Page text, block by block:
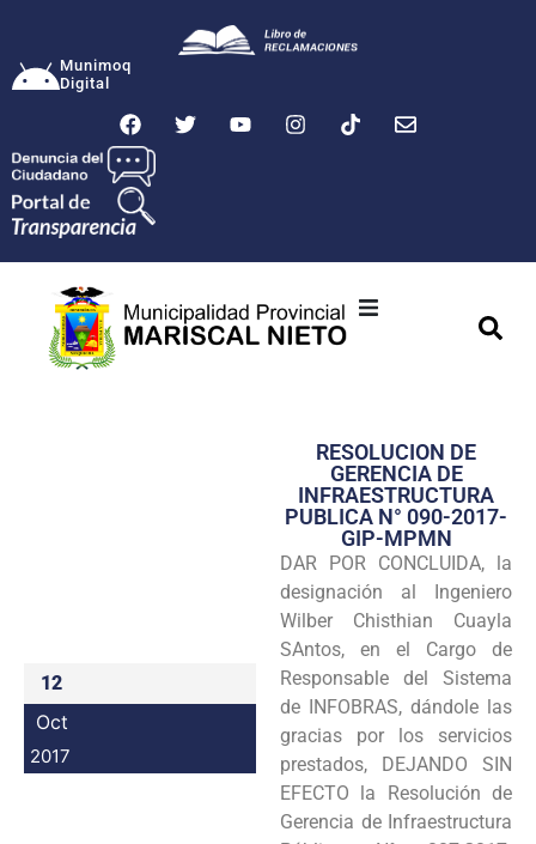
Munimoq
Digital
Transparencia
Seguridad
Programas
Intranet
12
Oct
2017
RESOLUCION DE
GERENCIA DE
INFRAESTRUCTURA
PUBLICA N° 090-2017-
GIP-MPMN
DAR POR CONCLUIDA, la
designación al Ingeniero
Wilber Chisthian Cuayla
SAntos, en el Cargo de
Responsable del Sistema
de INFOBRAS, dándole las
gracias por los servicios
prestados, DEJANDO SIN
EFECTO la Resolución de
Gerencia de Infraestructura